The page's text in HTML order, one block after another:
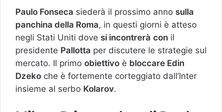
Paulo Fonseca siederà il prossimo anno sulla
panchina della Roma, in questi giorni è atteso
negli Stati Uniti dove si incontrerà con il
presidente Pallotta per discutere le strategie sul
mercato. Il primo obiettivo è bloccare Edin
Dzeko che è fortemente corteggiato dall’Inter
insieme al serbo Kolarov.